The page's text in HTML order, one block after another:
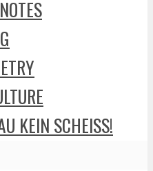
KEIN SCHEISS!